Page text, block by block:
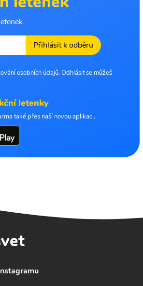
Přihlásit k odběru
osobních údajů. Odhlásit se můžeš
letenky
také přes naší novou aplikaci.